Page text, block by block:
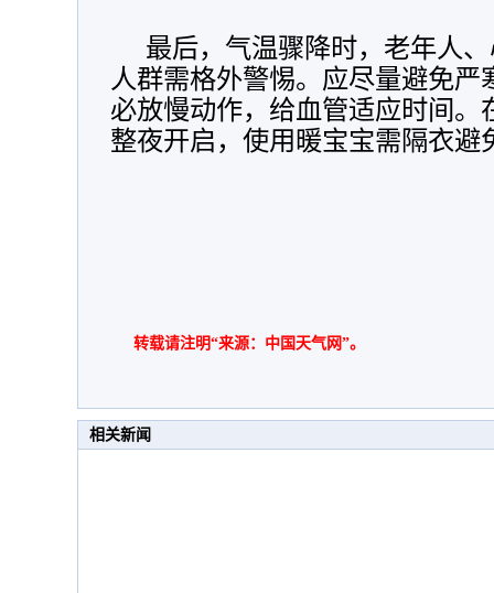
最后，气温骤降时，老年人
人群需格外警惕。应尽量避免
必放慢动作，给血管适应时间。
整夜开启，使用暖宝宝需隔衣避
转载请注明“来源：中国天气网”。
相关新闻